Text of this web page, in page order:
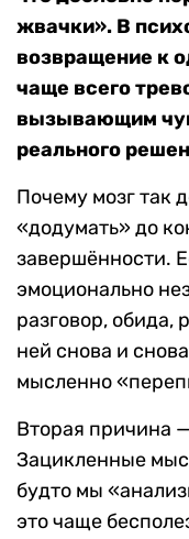
жвачки». В
возвращение к
чаще всего
вызывающим
реального
Почему мозг так
«додумать» до
завершённости.
эмоционально
разговор, обида,
ней снова и
мысленно
Вторая причина
Зацикленные
будто мы
это чаще